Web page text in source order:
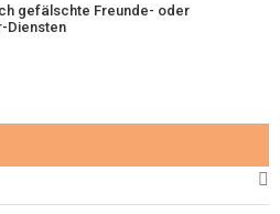
gefälschte Freunde- oder
Diensten